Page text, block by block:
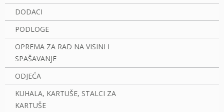
DODACI
PODLOGE
OPREMA ZA RAD NA VISINI I
SPAŠAVANJE
ODJEĆA
KUHALA, KARTUŠE, STALCI ZA
KARTUŠE